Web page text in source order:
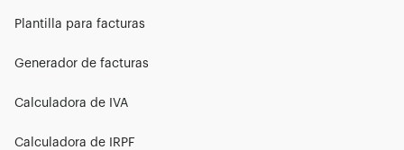
Plantilla para facturas
Generador de facturas
Calculadora de IVA
Calculadora de IRPF